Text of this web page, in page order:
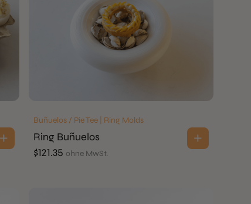
Buñuelos / Pie Tee | Ring Molds
Ring Buñuelos
$121.35 ohne MwSt.